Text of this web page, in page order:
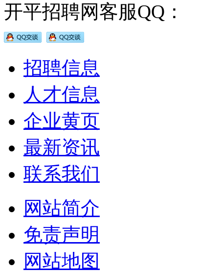
开平招聘网客服QQ：
招聘信息
人才信息
企业黄页
最新资讯
联系我们
网站简介
免责声明
网站地图